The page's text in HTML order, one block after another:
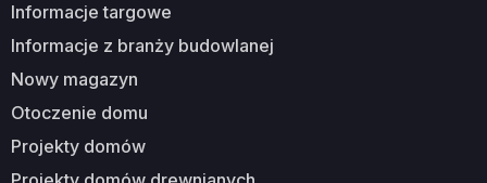
informacje targowe
informacje z branży budowlanej
nowy magazyn
otoczenie domu
projekty domów